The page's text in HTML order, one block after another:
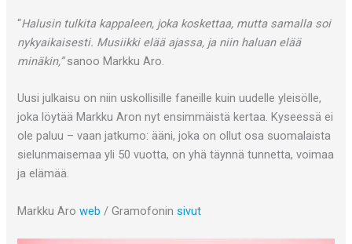
“Halusin tulkita kappaleen, joka koskettaa, mutta samalla soi
nykyaikaisesti. Musiikki elää ajassa, ja niin haluan elää
minäkin,”sanoo Markku Aro.
Uusi julkaisu on niin uskollisille faneille kuin uudelle yleisölle,
joka löytää Markku Aron nyt ensimmäistä kertaa. Kyseessä ei
ole paluu – vaan jatkumo: ääni, joka on ollut osa suomalaista
sielunmaisemaa yli 50 vuotta, on yhä täynnä tunnetta, voimaa
ja elämää.
Markku Aroweb / Gramofoninsivut